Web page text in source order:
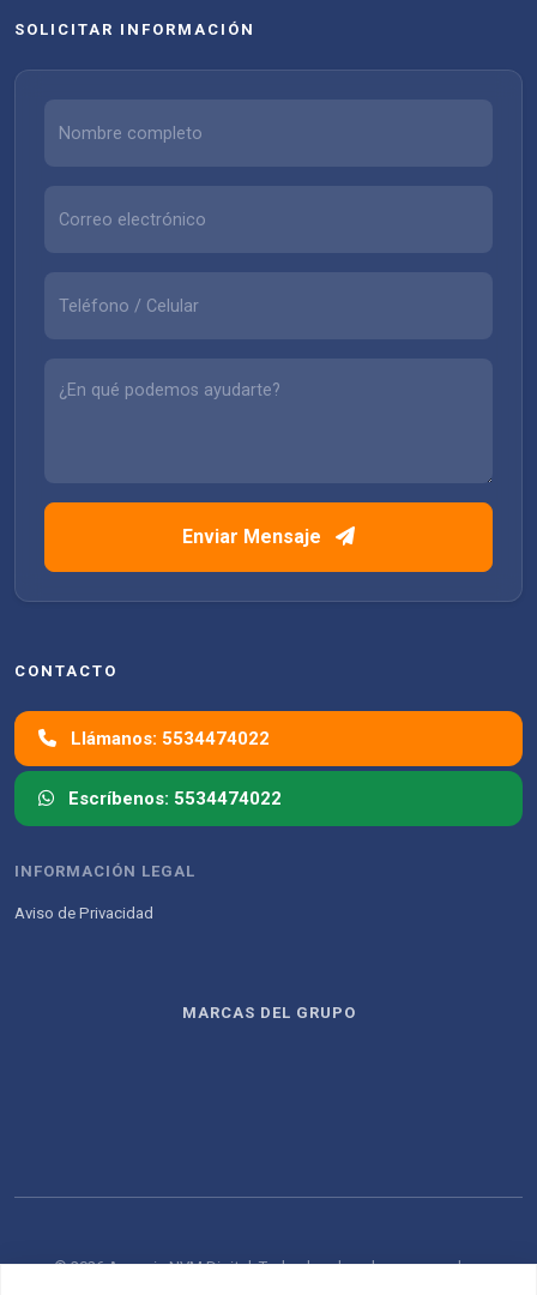
SOLICITAR INFORMACIÓN
Enviar Mensaje
CONTACTO
Llámanos: 5534474022
Escríbenos: 5534474022
INFORMACIÓN LEGAL
Aviso de Privacidad
MARCAS DEL GRUPO
© 2026 Agencia NVM Digital. Todos los derechos reservados.